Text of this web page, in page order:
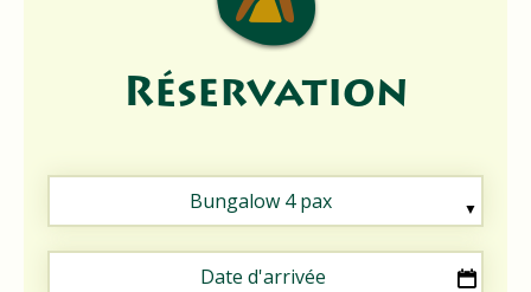
Réservation
Bungalow 4 pax
Date d'arrivée